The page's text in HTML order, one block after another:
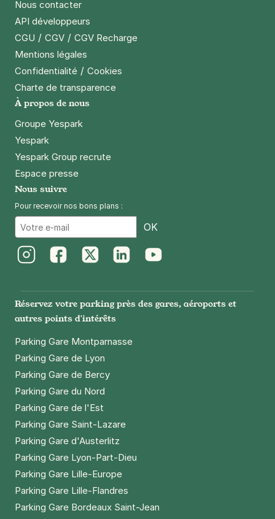
Nous contacter
API développeurs
CGU / CGV / CGV Recharge
Mentions légales
Confidentialité / Cookies
Charte de transparence
À propos de nous
Groupe Yespark
Yespark
Yespark Group recrute
Espace presse
Nous suivre
Pour recevoir nos bons plans :
OK
Réservez votre parking près des gares, aéroports et
autres points d'intérêts
Parking Gare Montparnasse
Parking Gare de Lyon
Parking Gare de Bercy
Parking Gare du Nord
Parking Gare de l'Est
Parking Gare Saint-Lazare
Parking Gare d'Austerlitz
Parking Gare Lyon-Part-Dieu
Parking Gare Lille-Europe
Parking Gare Lille-Flandres
Parking Gare Bordeaux Saint-Jean